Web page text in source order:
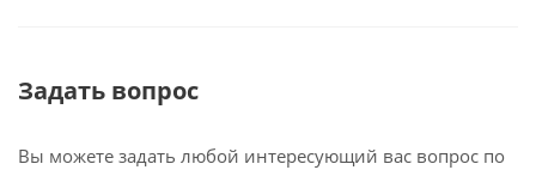
Задать вопрос
Вы можете задать любой интересующий вас вопрос по